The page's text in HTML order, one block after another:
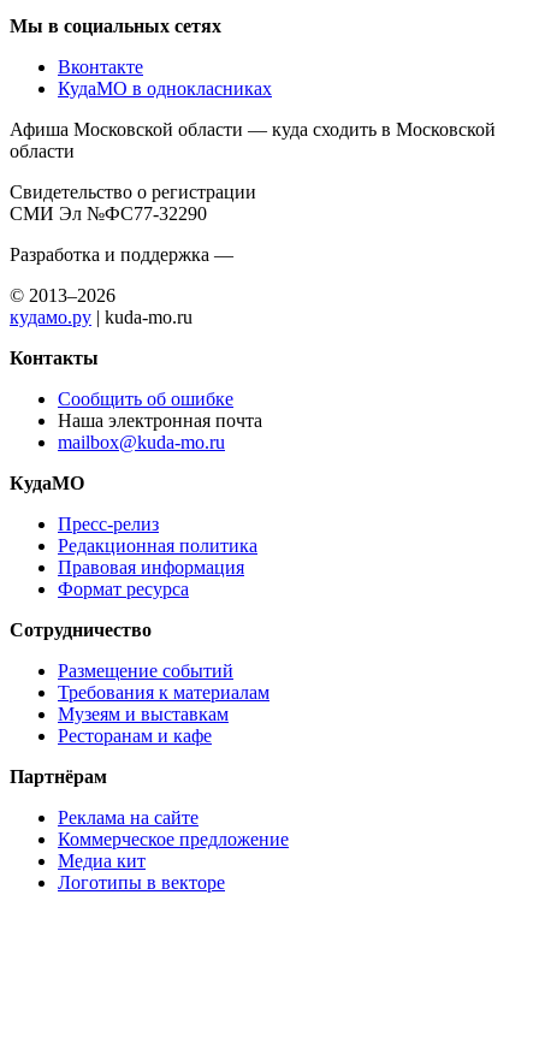
Мы в социальных сетях
Вконтакте
КудаМО в однокласниках
Афиша Московской области — куда сходить в Московской
области
Свидетельство о регистрации
СМИ Эл №ФС77-32290
Разработка и поддержка —
© 2013–2026
кудамо.ру | kuda-mo.ru
Контакты
Сообщить об ошибке
Наша электронная почта
mailbox@kuda-mo.ru
КудаМО
Пресс-релиз
Редакционная политика
Правовая информация
Формат ресурса
Сотрудничество
Размещение событий
Требования к материалам
Музеям и выставкам
Ресторанам и кафе
Партнёрам
Реклама на сайте
Коммерческое предложение
Медиа кит
Логотипы в векторе